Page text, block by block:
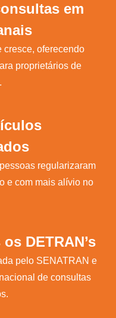
em
cresce, oferecendo
proprietários de
regularizaram
e com mais alívio no
DETRAN’s
pelo SENATRAN e
de consultas